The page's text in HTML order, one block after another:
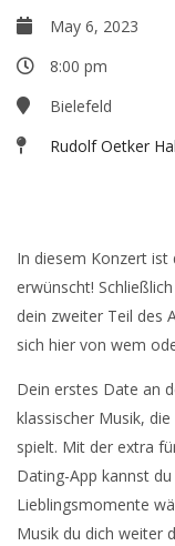
May 6, 2023
8:00 pm
Bielefeld
Rudolf Oetker
In diesem Konzert ist
erwünscht!
dein zweiter Teil des
sich hier von wem
Dein erstes Date an
klassischer Musik,
spielt. Mit der extra
Dating-App kannst
Lieblingsmomente
Musik du dich weiter